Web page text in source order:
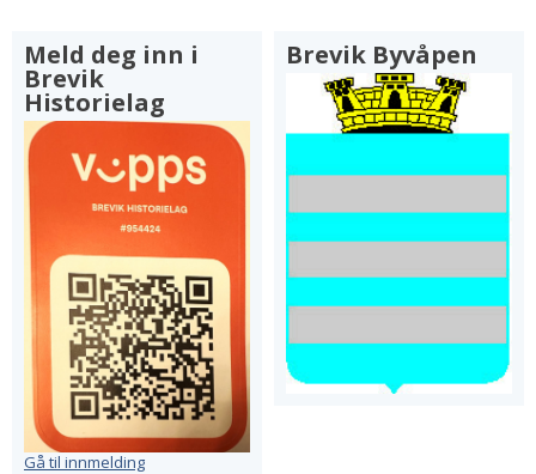
Meld deg inn i
Brevik
Historielag
Gå til innmelding
Brevik Byvåpen